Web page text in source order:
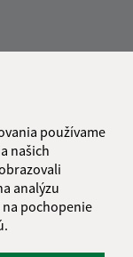
používame
našich
analýzu
pochopenie